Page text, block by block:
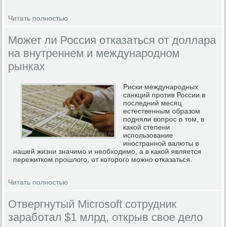
Читать полностью
Может ли Россия отказаться от доллара
на внутреннем и международном
рынках
Риски международных
санкций против России в
последний месяц
естественным образом
подняли вопрос о том, в
какой степени
использование
иностранной валюты в
нашей жизни значимо и необходимо, а в какой является
пережитком прошлого, от которого можно отказаться.
Читать полностью
Отвергнутый Microsoft сотрудник
заработал $1 млрд, открыв свое дело